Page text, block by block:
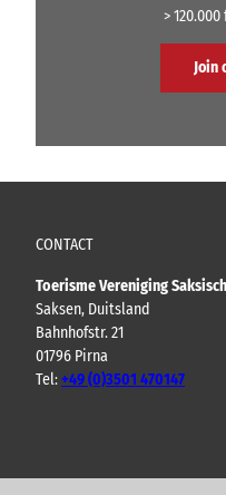
>
Join
CONTACT
Toerisme Vereniging
Saksen, Duitsland
Bahnhofstr. 21
01796 Pirna
Tel:+49 (0)3501 470147
u
c
s
o